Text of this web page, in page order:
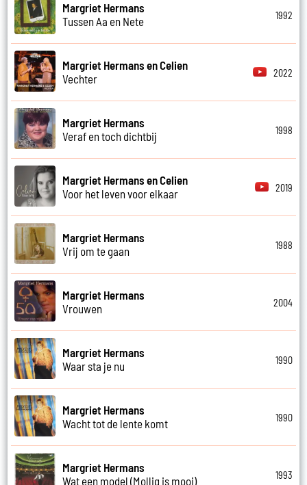
Margriet Hermans
Tussen Aa en Nete
1992
Margriet Hermans en Celien
Vechter
2022
Margriet Hermans
Veraf en toch dichtbij
1998
Margriet Hermans en Celien
Voor het leven voor elkaar
2019
Margriet Hermans
Vrij om te gaan
1988
Margriet Hermans
Vrouwen
2004
Margriet Hermans
Waar sta je nu
1990
Margriet Hermans
Wacht tot de lente komt
1990
Margriet Hermans
Wat een model (Mollig is mooi)
1993